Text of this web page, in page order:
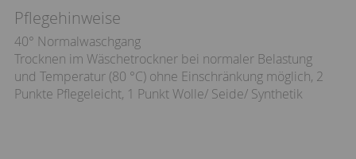
Pflegehinweise
40° Normalwaschgang
Trocknen im Wäschetrockner bei normaler Belastung
und Temperatur (80 °C) ohne Einschränkung möglich, 2
Punkte Pflegeleicht, 1 Punkt Wolle/ Seide/ Synthetik